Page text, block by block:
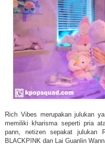
Rich Vibes merupakan julukan
memiliki kharisma seperti pria
pann, netizen sepakat julukan
BLACKPINK dan Lai Guanlin